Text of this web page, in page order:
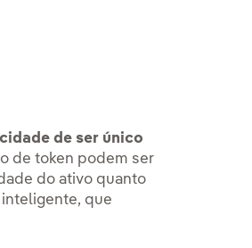
de ser único
de token podem ser
do ativo quanto
que